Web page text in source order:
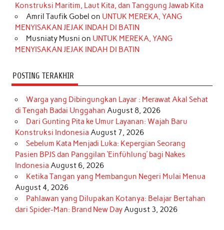
k
a
m
s
t
n
Konstruksi Maritim, Laut Kita, dan Tanggung Jawab Kita
Amril Taufik Gobel on UNTUK MEREKA, YANG
MENYISAKAN JEJAK INDAH DI BATIN
Musniaty Musni on UNTUK MEREKA, YANG
MENYISAKAN JEJAK INDAH DI BATIN
POSTING TERAKHIR
Warga yang Dibingungkan Layar : Merawat Akal Sehat
di Tengah Badai Unggahan August 8, 2026
Dari Gunting Pita ke Umur Layanan: Wajah Baru
Konstruksi Indonesia August 7, 2026
Sebelum Kata Menjadi Luka: Kepergian Seorang
Pasien BPJS dan Panggilan ‘Einfühlung’ bagi Nakes
Indonesia August 6, 2026
Ketika Tangan yang Membangun Negeri Mulai Menua
August 4, 2026
Pahlawan yang Dilupakan Kotanya: Belajar Bertahan
dari Spider-Man: Brand New Day August 3, 2026